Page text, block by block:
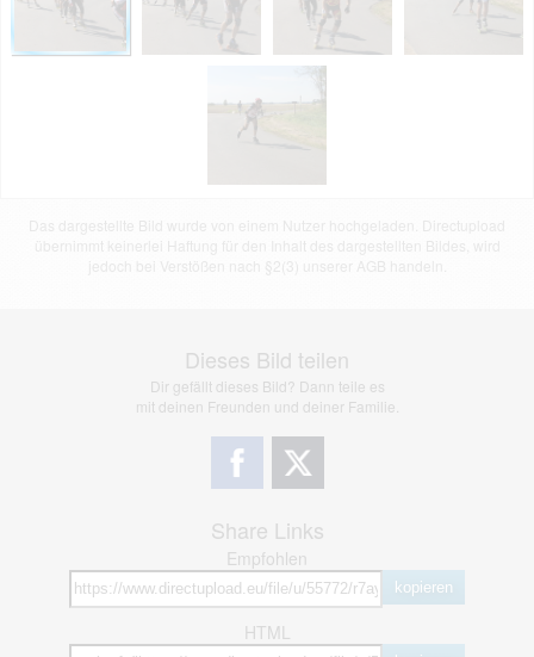
jedoch bei Verstößen nach §2(3) unserer AGB handeln.
Dieses Bild teilen
Dir gefällt dieses Bild? Dann teile es
mit deinen Freunden und deiner Familie.
Share Links
Empfohlen
kopieren
HTML